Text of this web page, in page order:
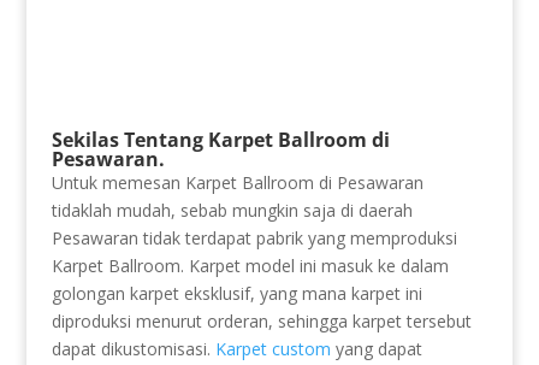
Sekilas Tentang Karpet Ballroom di
Pesawaran.
Untuk memesan Karpet Ballroom di Pesawaran
tidaklah mudah, sebab mungkin saja di daerah
Pesawaran tidak terdapat pabrik yang memproduksi
Karpet Ballroom. Karpet model ini masuk ke dalam
golongan karpet eksklusif, yang mana karpet ini
diproduksi menurut orderan, sehingga karpet tersebut
dapat dikustomisasi. Karpet custom yang dapat